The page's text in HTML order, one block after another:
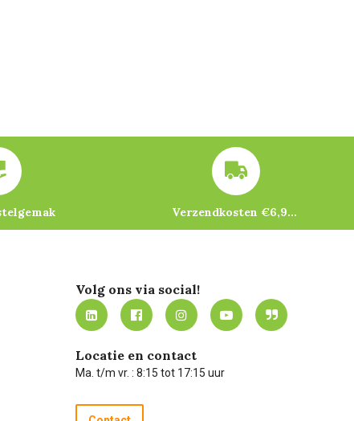
Verzendkosten €6,95 – gratis bij je eerste bestelling vanaf €200
Volg ons via social!
Locatie en contact
Ma. t/m vr. : 8:15 tot 17:15 uur